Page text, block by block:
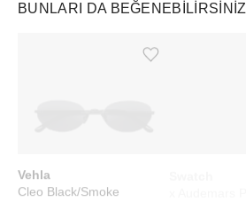
BUNLARI DA BEĞENEBILIRSINIZ
Vehla
Cleo Black/Smoke
Ürünü istek listesine ekle veya listeden çıkar